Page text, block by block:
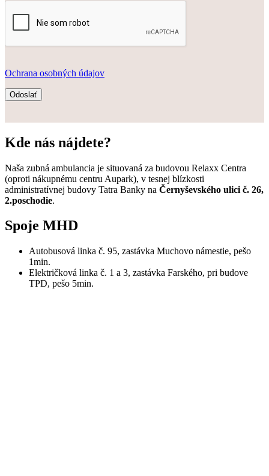
Ochrana osobných údajov
Kde nás nájdete?
Naša zubná ambulancia je situovaná za budovou Relaxx Centra
(oproti nákupnému centru Aupark), v tesnej blízkosti
administratívnej budovy Tatra Banky na Černyševského ulici č. 26,
2.poschodie.
Spoje MHD
Autobusová linka č. 95, zastávka Muchovo námestie, pešo
1min.
Električková linka č. 1 a 3, zastávka Farského, pri budove
TPD, pešo 5min.